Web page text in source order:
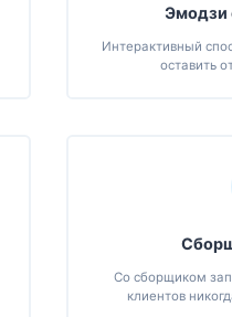
Эмодзи
Интерактивный
оставить
Со сборщиком
клиентов